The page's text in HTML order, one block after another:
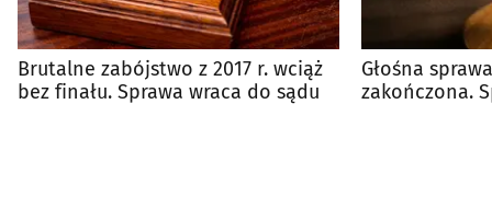
Brutalne zabójstwo z 2017 r. wciąż
bez finału. Sprawa wraca do sądu
Głośna
zakończona.